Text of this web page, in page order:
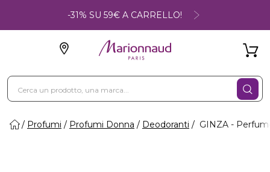
-31% SU 59€ A CARRELLO!
Profumi Profumi Donna Deodoranti GINZA -